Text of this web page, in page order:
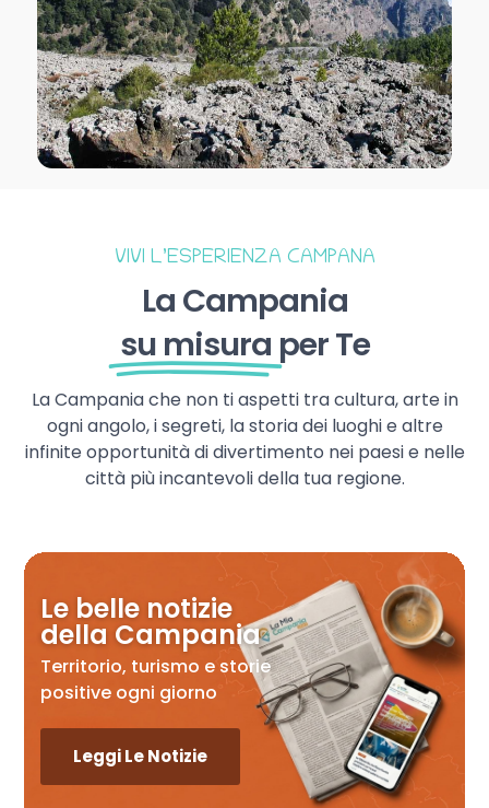
VIVI L’ESPERIENZA CAMPANA
La Campania
su misura per Te
La Campania che non ti aspetti tra cultura, arte in
ogni angolo, i segreti, la storia dei luoghi e altre
infinite opportunità di divertimento nei paesi e nelle
città più incantevoli della tua regione.
Le belle notizie
della Campania
Territorio, turismo e storie
positive ogni giorno
Leggi Le Notizie